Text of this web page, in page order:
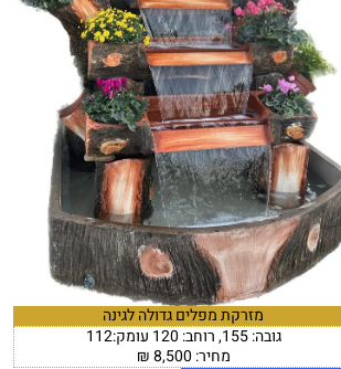
מזרקת מפלים גדולה לגינה
גובה: 155, רוחב: 120 עומק:112
מחיר: 8,500 ₪